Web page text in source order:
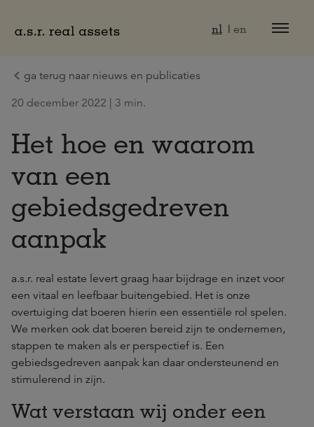
nl en
ga terug naar nieuws en publicaties
20 december 2022 | 3 min.
Het hoe en waarom
van een
gebiedsgedreven
aanpak
a.s.r. real estate levert graag haar bijdrage en inzet voor
een vitaal en leefbaar buitengebied. Het is onze
overtuiging dat boeren hierin een essentiële rol spelen.
We merken ook dat boeren bereid zijn te ondernemen,
stappen te maken als er perspectief is. Een
gebiedsgedreven aanpak kan daar ondersteunend en
stimulerend in zijn.
Wat verstaan wij onder een